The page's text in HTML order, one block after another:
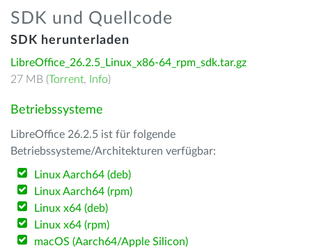
SDK und Quellcode
SDK herunterladen
LibreOffice_26.2.5_Linux_x86-64_rpm_sdk.tar.gz
27 MB (Torrent, Info)
Betriebssysteme
LibreOffice 26.2.5 ist für folgende
Betriebssysteme/Architekturen verfügbar:
Linux Aarch64 (deb)
Linux Aarch64 (rpm)
Linux x64 (deb)
Linux x64 (rpm)
macOS (Aarch64/Apple Silicon)